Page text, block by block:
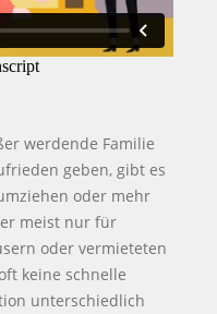
werdende Familie
geben, gibt es
oder mehr
meist nur für
oder vermieteten
keine schnelle
unterschiedlich